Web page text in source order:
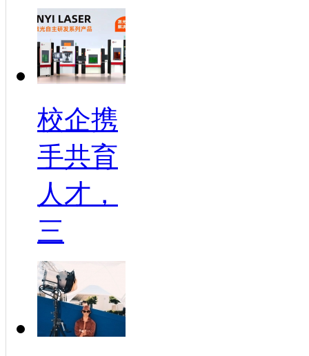
校企携
手共育
人才，
三